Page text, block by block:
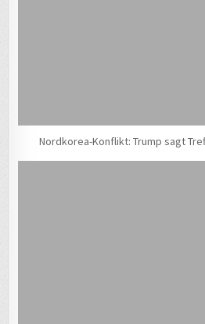
Nordkorea-Konflikt: Trump sagt